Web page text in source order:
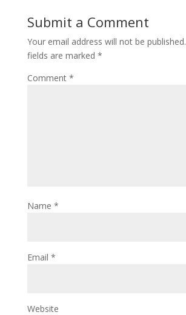
Submit a Comment
Your email address will not be published.
fields are marked *
Comment *
Name *
Email *
Website